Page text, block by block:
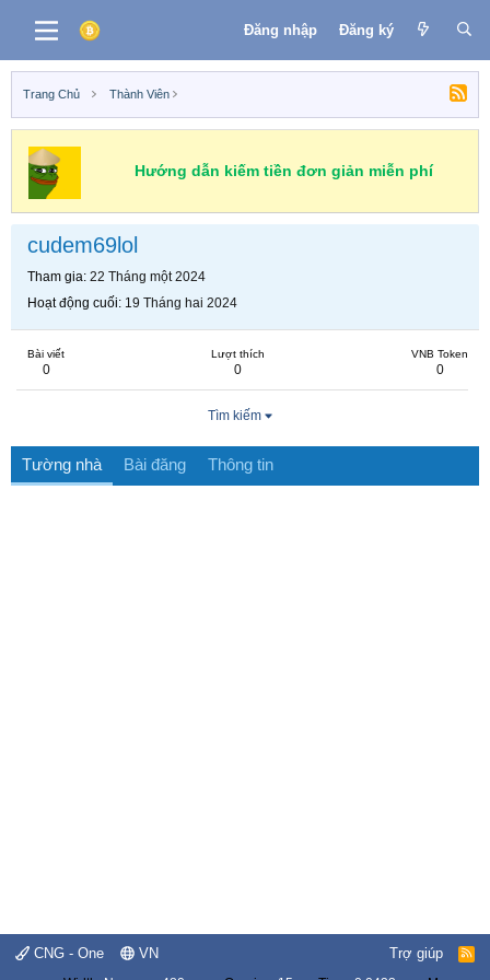
Đăng nhập Đăng ký
Trang Chủ Thành Viên
Hướng dẫn kiếm tiền đơn giản miễn phí
cudem69lol
Tham gia 22 Tháng một 2024
Hoạt động cuối 19 Tháng hai 2024
Bài viết
0
Lượt thích
0
VNB Token
0
Tìm kiếm
Tường nhà Bài đăng Thông tin
CNG - One VN Trợ giúp
R